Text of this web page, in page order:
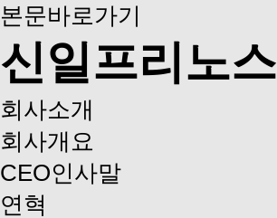
본문바로가기
신일프리노스
회사소개
회사개요
CEO인사말
연혁